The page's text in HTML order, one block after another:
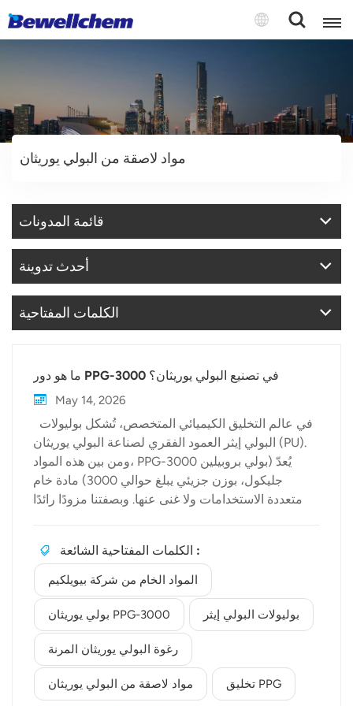
English
Русский
بالعربية
中文
Español
مواد لاصقة من البولي يوريثان
قائمة المدونات
أحدث تدوينة
الكلمات المفتاحية
ما هو دور PPG-3000 في تصنيع البولي يوريثان؟
May 14, 2026
البولي إيثر العمود الفقري لصناعة البولي يوريثان (PU).
ومن بين هذه المواد، PPG-3000 يُعدّ (بولي بروبيلين
جليكول، بوزن جزيئي يبلغ حوالي 3000) مادة خام
متعددة الاستخدامات ولا غنى عنها. وبصفتنا مزودًا رائدًا
أنحاء العالم. لكن ما الذي يجعل هذا البوليول المحدد بالغ
الأهمية لإنتاج البولي يوريثان عالي الأداء؟ فهم الكيمياء:
تركيب PPG لتقدير فائدة PPG-3000يجب على المرء أولاً
أن يفهم تخليق PPGيُنتج بولي بروبيلين جليكول من خلال
بلمرة فتح الحلقة الأنيونية لأكسيد البروبيلين. ومن خلال
التحكم الدقيق في عملية البلمرة، يستطيع المصنّعون
الوصول إلى وزن جزيئي محدد، وهو في هذه الحالة
3000. عند هذا الوزن، يكون البوليول ثلاثي الهيدروكسيل
الكلمات المفتاحية الشائعة :
المواد الخام من شركة بيويلكيم
بولي يوريثان PPG-3000 بوليولات البولي إيثر
رغوة البولي يوريثان المرنة
مواد لاصقة من البولي يوريثان تخليق PPG